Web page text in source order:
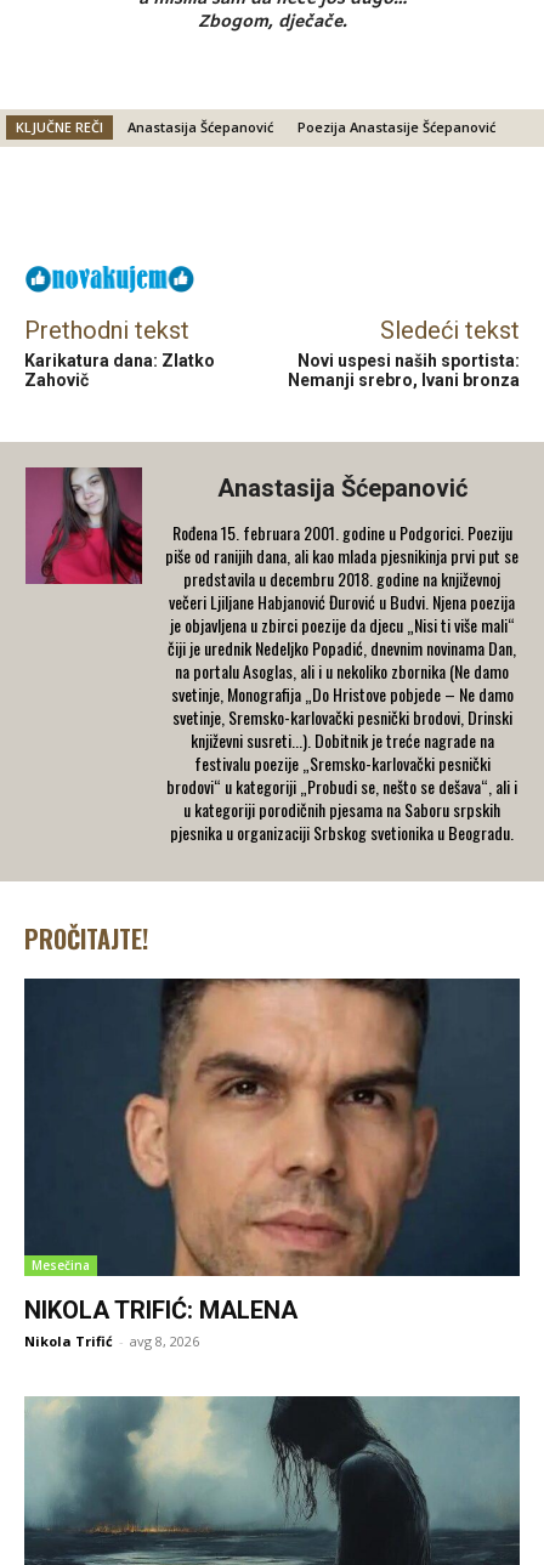
Zbogom, dječače.
KLJUČNE REČI Anastasija Šćepanović Poezija Anastasije Šćepanović
Prethodni tekst
Karikatura dana: Zlatko
Zahovič
Sledeći tekst
Novi uspesi naših sportista:
Nemanji srebro, Ivani bronza
Anastasija Šćepanović
Rođena 15. februara 2001. godine u Podgorici. Poeziju
piše od ranijih dana, ali kao mlada pjesnikinja prvi put se
predstavila u decembru 2018. godine na književnoj
večeri Ljiljane Habjanović Đurović u Budvi. Njena poezija
je objavljena u zbirci poezije da djecu „Nisi ti više mali“
čiji je urednik Nedeljko Popadić, dnevnim novinama Dan,
na portalu Asoglas, ali i u nekoliko zbornika (Ne damo
svetinje, Monografija „Do Hristove pobjede – Ne damo
svetinje, Sremsko-karlovački pesnički brodovi, Drinski
književni susreti...). Dobitnik je treće nagrade na
festivalu poezije „Sremsko-karlovački pesnički
brodovi“ u kategoriji „Probudi se, nešto se dešava“, ali i
u kategoriji porodičnih pjesama na Saboru srpskih
pjesnika u organizaciji Srbskog svetionika u Beogradu.
PROČITAJTE!
Mesečina
NIKOLA TRIFIĆ: MALENA
Nikola Trifić - avg 8, 2026